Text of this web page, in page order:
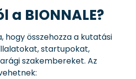
a BIONNALE?
hogy összehozza a kutatási
startupokat,
szakembereket. Az